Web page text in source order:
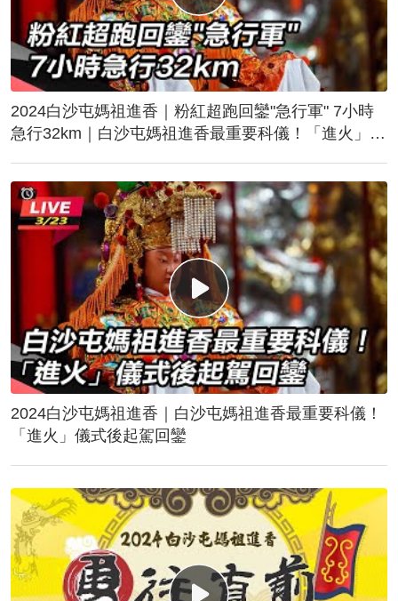
2024白沙屯媽祖進香｜粉紅超跑回鑾"急行軍" 7小時
急行32km｜白沙屯媽祖進香最重要科儀！「進火」儀
2024白沙屯媽祖進香｜白沙屯媽祖進香最重要科儀！
「進火」儀式後起駕回鑾